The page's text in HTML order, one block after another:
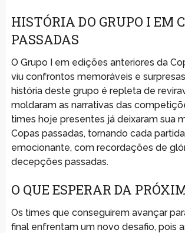
HISTÓRIA DO GRUPO I EM
PASSADAS
O Grupo I em edições anteriores da
viu confrontos memoráveis e
história deste grupo é repleta de
moldaram as narrativas das
times hoje presentes já deixaram sua
Copas passadas, tornando cada
emocionante, com recordações de
decepções passadas.
O QUE ESPERAR DA
Os times que conseguirem avançar
final enfrentam um novo desafio, pois